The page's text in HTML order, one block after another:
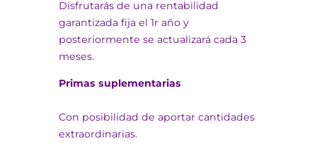
Disfrutarás de una rentabilidad
garantizada fija el 1r año y
posteriormente se actualizará cada 3
meses.
Primas suplementarias
Con posibilidad de aportar cantidades
extraordinarias.